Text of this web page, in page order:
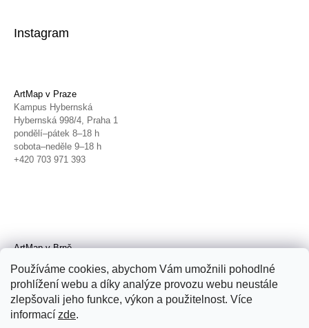
Používáme cookies, abychom Vám umožnili pohodlné
prohlížení webu a díky analýze provozu webu neustále
zlepšovali jeho funkce, výkon a použitelnost. Více
informací zde.
Instagram
ArtMap v Praze
Kampus Hybernská
Hybernská 998/4, Praha 1
pondělí–pátek 8–18 h
sobota–neděle 9–18 h
+420 703 971 393
ArtMap v Brně
Radnická 4, Brno
úterý–pátek 11–19 h
sobota 14–19 h
+420 702 152 298